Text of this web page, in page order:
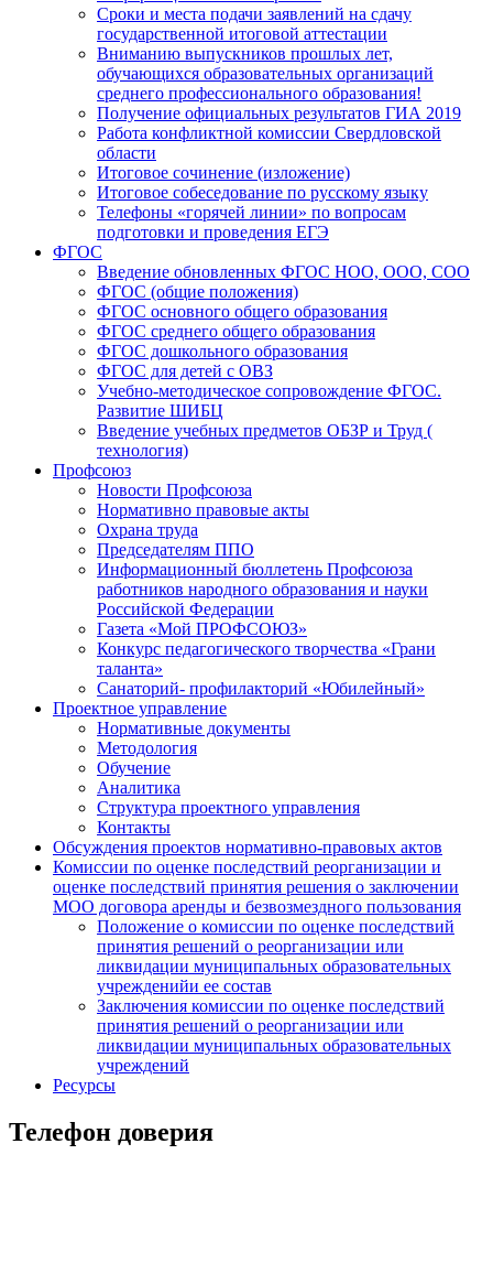
Сроки и места подачи заявлений на сдачу
государственной итоговой аттестации
Вниманию выпускников прошлых лет,
обучающихся образовательных организаций
среднего профессионального образования!
Получение официальных результатов ГИА 2019
Работа конфликтной комиссии Свердловской
области
Итоговое сочинение (изложение)
Итоговое собеседование по русскому языку
Телефоны «горячей линии» по вопросам
подготовки и проведения ЕГЭ
ФГОС
Введение обновленных ФГОС НОО, ООО, СОО
ФГОС (общие положения)
ФГОС основного общего образования
ФГОС среднего общего образования
ФГОС дошкольного образования
ФГОС для детей с ОВЗ
Учебно-методическое сопровождение ФГОС.
Развитие ШИБЦ
Введение учебных предметов ОБЗР и Труд (
технология)
Профсоюз
Новости Профсоюза
Нормативно правовые акты
Охрана труда
Председателям ППО
Информационный бюллетень Профсоюза
работников народного образования и науки
Российской Федерации
Газета «Мой ПРОФСОЮЗ»
Конкурс педагогического творчества «Грани
таланта»
Санаторий- профилакторий «Юбилейный»
Проектное управление
Нормативные документы
Методология
Обучение
Аналитика
Структура проектного управления
Контакты
Обсуждения проектов нормативно-правовых актов
Комиссии по оценке последствий реорганизации и
оценке последствий принятия решения о заключении
МОО договора аренды и безвозмездного пользования
Положение о комиссии по оценке последствий
принятия решений о реорганизации или
ликвидации муниципальных образовательных
учрежденийи ее состав
Заключения комиссии по оценке последствий
принятия решений о реорганизации или
ликвидации муниципальных образовательных
учреждений
Ресурсы
Телефон доверия